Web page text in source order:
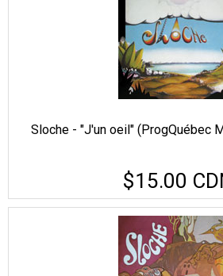
Sloche - "J'un oeil" (ProgQuébec
$15.00